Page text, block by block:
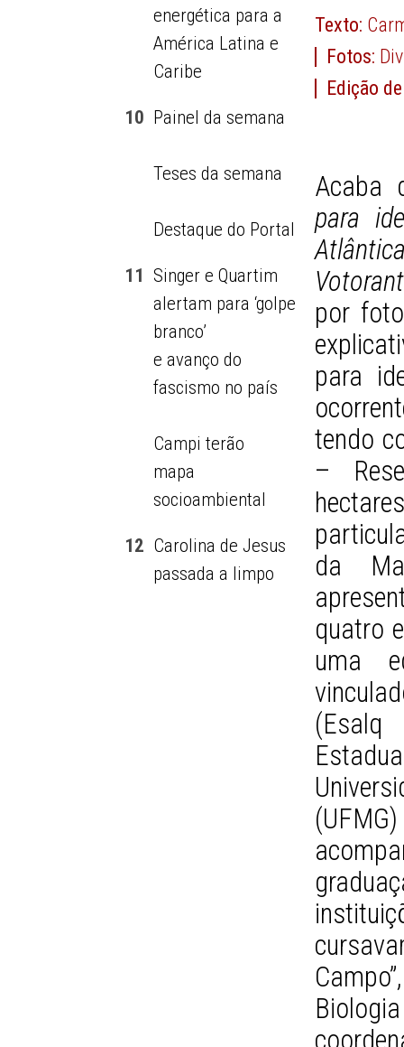
energética para a
América Latina e
Caribe
10 Painel da semana
Teses da semana
Destaque do Portal
11 Singer e Quartim
alertam para ‘golpe
branco’
e avanço do
fascismo no país
Campi terão
mapa
socioambiental
12 Carolina de Jesus
passada a limpo
Texto:
Fotos:
Edição
Acaba
para
por
para
tendo
–
da
quatro
uma